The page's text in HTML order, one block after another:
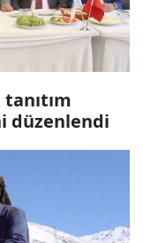
düzenlendi